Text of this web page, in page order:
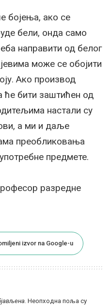
бојења, ако се
бели, онда само
направити од белог
може се обојити
Ако производ
ће бити заштићен од
настали су
а ми и даље
преобликовања
предмете.
разредне
izvor na Google-u
Неопходна поља су